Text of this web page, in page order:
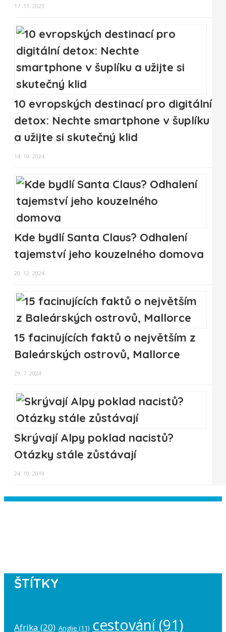
17. 11. 2023
10 evropských destinací pro digitální
detox: Nechte smartphone v šuplíku
a užijte si skutečný klid
14. 10. 2024
Kde bydlí Santa Claus? Odhalení
tajemství jeho kouzelného domova
20. 12. 2024
15 facinujících faktů o největším z
Baleárských ostrovů, Mallorce
29. 7. 2024
Skrývají Alpy poklad nacistů?
Otázky stále zůstávají
24. 10. 2019
ŠTÍTKY
Afrika (20) Anglie (11) cestování(91)